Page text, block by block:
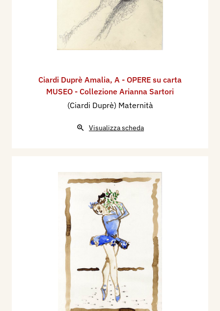
Ciardi Duprè Amalia, A - OPERE su carta
MUSEO - Collezione Arianna Sartori
(Ciardi Duprè) Maternità
Visualizza scheda